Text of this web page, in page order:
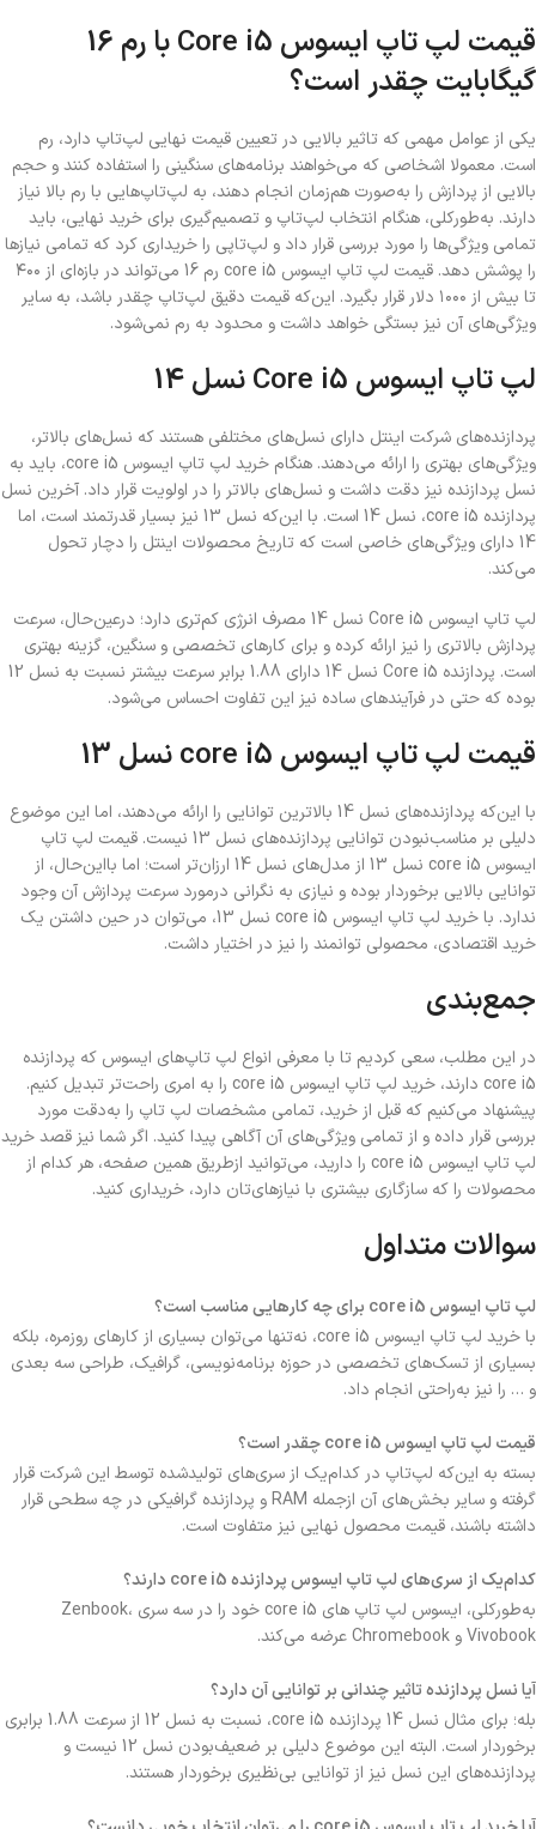
قیمت لپ تاپ ایسوس Core i5 با رم 16
گیگابایت چقدر است؟
یکی از عوامل مهمی که تاثیر بالایی در تعیین قیمت نهایی لپ‌تاپ دارد، رم
است. معمولا اشخاصی که می‌خواهند برنامه‌های سنگینی را استفاده کنند و حجم
بالایی از پردازش را به‌صورت هم‌زمان انجام دهند، به لپ‌تاپ‌هایی با رم بالا نیاز
دارند. به‌طورکلی، هنگام انتخاب لپ‌تاپ و تصمیم‌گیری برای خرید نهایی، باید
تمامی ویژگی‌ها را مورد بررسی قرار داد و لپ‌تاپی را خریداری کرد که تمامی نیازها
را پوشش دهد. قیمت لپ تاپ ایسوس core i5 رم 16 می‌تواند در بازه‌ای از ۴۰۰
تا بیش از ۱۰۰۰ دلار قرار بگیرد. این‌که قیمت دقیق لپ‌تاپ چقدر باشد، به سایر
ویژگی‌های آن نیز بستگی خواهد داشت و محدود به رم نمی‌شود.
لپ تاپ ایسوس Core i5 نسل 14
پردازنده‌های شرکت اینتل دارای نسل‌های مختلفی هستند که نسل‌های بالاتر،
ویژگی‌های بهتری را ارائه می‌دهند. هنگام خرید لپ تاپ ایسوس core i5، باید به
نسل پردازنده نیز دقت داشت و نسل‌های بالاتر را در اولویت قرار داد. آخرین نسل
پردازنده core i5، نسل 14 است. با این‌که نسل 13 نیز بسیار قدرتمند است، اما
14 دارای ویژگی‌های خاصی است که تاریخ محصولات اینتل را دچار تحول
می‌کند.
لپ تاپ ایسوس Core i5 نسل 14 مصرف انرژی کم‌تری دارد؛ درعین‌حال، سرعت
پردازش بالاتری را نیز ارائه کرده و برای کارهای تخصصی و سنگین، گزینه بهتری
است. پردازنده Core i5 نسل 14 دارای 1.88 برابر سرعت بیشتر نسبت به نسل 12
بوده که حتی در فرآیندهای ساده نیز این تفاوت احساس می‌شود.
قیمت لپ تاپ ایسوس core i5 نسل 13
با این‌که پردازنده‌های نسل 14 بالاترین توانایی را ارائه می‌دهند، اما این موضوع
دلیلی بر مناسب‌نبودن توانایی پردازنده‌های نسل 13 نیست. قیمت لپ تاپ
ایسوس core i5 نسل 13 از مدل‌های نسل 14 ارزان‌تر است؛ اما بااین‌حال، از
توانایی بالایی برخوردار بوده و نیازی به نگرانی درمورد سرعت پردازش آن وجود
ندارد. با خرید لپ تاپ ایسوس core i5 نسل 13، می‌توان در حین داشتن یک
خرید اقتصادی، محصولی توانمند را نیز در اختیار داشت.
جمع‌بندی
در این مطلب، سعی کردیم تا با معرفی انواع لپ تاپ‌های ایسوس که پردازنده
core i5 دارند، خرید لپ تاپ ایسوس core i5 را به امری راحت‌تر تبدیل کنیم.
پیشنهاد می‌کنیم که قبل از خرید، تمامی مشخصات لپ تاپ را به‌دقت مورد
بررسی قرار داده و از تمامی ویژگی‌های آن آگاهی پیدا کنید. اگر شما نیز قصد خرید
لپ تاپ ایسوس core i5 را دارید، می‌توانید ازطریق همین صفحه، هر کدام از
محصولات را که سازگاری بیشتری با نیازهای‌تان دارد، خریداری کنید.
سوالات متداول
لپ تاپ ایسوس core i5 برای چه کارهایی مناسب است؟
با خرید لپ تاپ ایسوس core i5، نه‌تنها می‌توان بسیاری از کارهای روزمره، بلکه
بسیاری از تسک‌های تخصصی در حوزه برنامه‌نویسی، گرافیک، طراحی سه بعدی
و … را نیز به‌راحتی انجام داد.
قیمت لپ تاپ ایسوس core i5 چقدر است؟
بسته به این‌که لپ‌تاپ در کدام‌یک از سری‌های تولیدشده توسط این شرکت قرار
گرفته و سایر بخش‌های آن ازجمله RAM و پردازنده گرافیکی در چه سطحی قرار
داشته باشند، قیمت محصول نهایی نیز متفاوت است.
کدام‌یک از سری‌های لپ تاپ ایسوس پردازنده core i5 دارند؟
به‌طورکلی، ایسوس لپ تاپ های core i5 خود را در سه سری Zenbook،
Vivobook و Chromebook عرضه می‌کند.
آیا نسل پردازنده تاثیر چندانی بر توانایی آن دارد؟
بله؛ برای مثال نسل 14 پردازنده core i5، نسبت به نسل 12 از سرعت 1.88 برابری
برخوردار است. البته این موضوع دلیلی بر ضعیف‌بودن نسل 12 نیست و
پردازنده‌های این نسل نیز از توانایی بی‌نظیری برخوردار هستند.